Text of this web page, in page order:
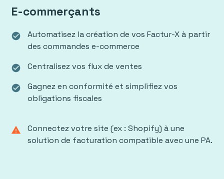
E-commerçants
check_circle
Automatisez la création de vos Factur-X à partir
des commandes e-commerce
check_circle Centralisez vos flux de ventes
check_circle
Gagnez en conformité et simplifiez vos
obligations fiscales
warning
Connectez votre site (ex : Shopify) à une
solution de facturation compatible avec une PA.